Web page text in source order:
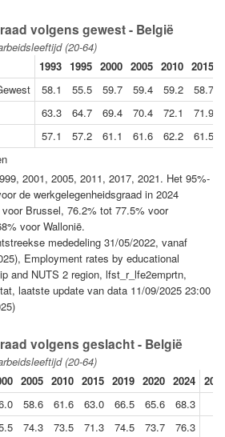
volgens gewest - België
(20-64)
1993 1995 2000 2005 2010 2015
58.1 55.5 59.7 59.4 59.2 58.7
63.3 64.7 69.4 70.4 72.1 71.9
57.1 57.2 61.1 61.6 62.2 61.5
2001, 2005, 2011, 2017, 2021. Het 95%-
de werkgelegenheidsgraad in 2024
Brussel, 76.2% tot 77.5% voor
voor Wallonië.
mededeling 31/05/2022, vanaf
Employment rates by educational
and NUTS 2 region, lfst_r_lfe2emprtn,
laatste update van data 11/09/2025 23:00
volgens geslacht - België
(20-64)
2005 2010 2015 2019 2020 2024
58.6 61.6 63.0 66.5 65.6
68.3
74.3 73.5 71.3 74.5 73.7
76.3